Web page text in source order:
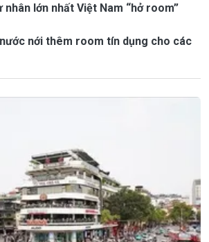
nhân lớn nhất Việt Nam “hở room”
nới thêm room tín dụng cho các